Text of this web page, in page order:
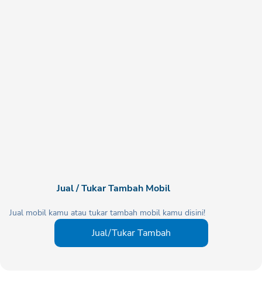
Jual / Tukar Tambah Mobil
Jual mobil kamu atau tukar tambah mobil kamu disini!
Jual/Tukar Tambah